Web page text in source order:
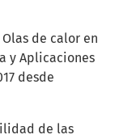
de calor en
y Aplicaciones
desde
de las